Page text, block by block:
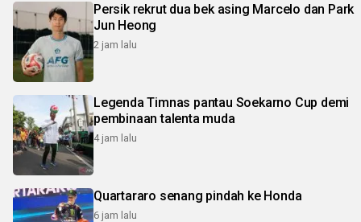
Persik rekrut dua bek asing Marcelo dan Park
Jun Heong
2 jam lalu
Legenda Timnas pantau Soekarno Cup demi
pembinaan talenta muda
4 jam lalu
Quartararo senang pindah ke Honda
6 jam lalu